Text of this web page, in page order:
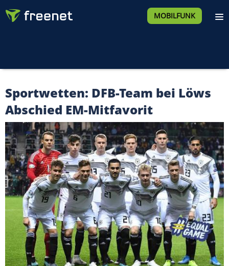
MOBILFUNK
Sportwetten: DFB-Team bei Löws
Abschied EM-Mitfavorit